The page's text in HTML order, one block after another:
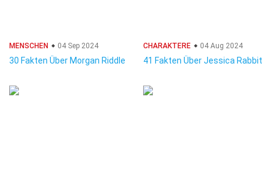
MENSCHEN 04 Sep 2024
30 Fakten Über Morgan Riddle
CHARAKTERE 04 Aug 2024
41 Fakten Über Jessica Rabbit